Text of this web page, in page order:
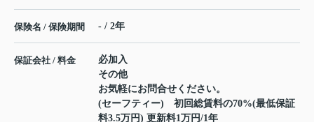
保険名 / 保険期間 - / 2年
保証会社 / 料金
必加入
その他
お気軽にお問合せください。
(セーフティー) 初回総賃料の70%(最低保証
料3.5万円) 更新料1万円/1年